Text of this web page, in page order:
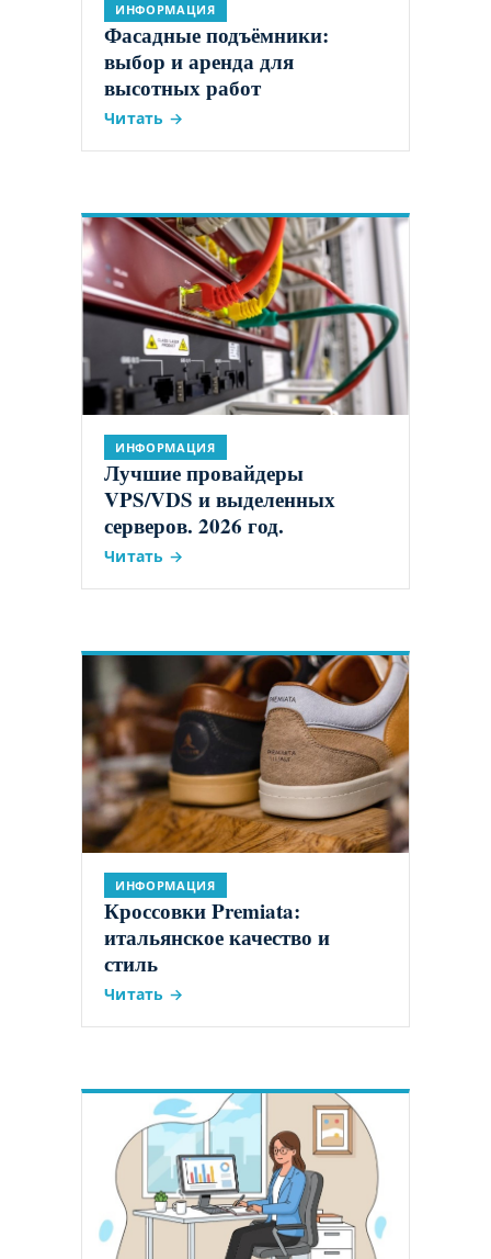
ИНФОРМАЦИЯ
Фасадные подъёмники:
выбор и аренда для
высотных работ
Читать →
ИНФОРМАЦИЯ
Лучшие провайдеры
VPS/VDS и выделенных
серверов. 2026 год.
Читать →
ИНФОРМАЦИЯ
Кроссовки Premiata:
итальянское качество и
стиль
Читать →